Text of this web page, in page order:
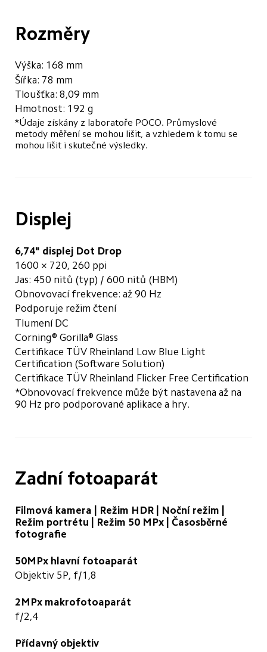
Rozměry
Výška: 168 mm
Šířka: 78 mm
Tloušťka: 8,09 mm
Hmotnost: 192 g
*Údaje získány z laboratoře POCO. Průmyslové
metody měření se mohou lišit, a vzhledem k tomu se
mohou lišit i skutečné výsledky.
Displej
6,74" displej Dot Drop
1600 × 720, 260 ppi
Jas: 450 nitů (typ) / 600 nitů (HBM)
Obnovovací frekvence: až 90 Hz
Podporuje režim čtení
Tlumení DC
Corning® Gorilla® Glass
Certifikace TÜV Rheinland Low Blue Light
Certification (Software Solution)
Certifikace TÜV Rheinland Flicker Free Certification
*Obnovovací frekvence může být nastavena až na
90 Hz pro podporované aplikace a hry.
Zadní fotoaparát
Filmová kamera | Režim HDR | Noční režim |
Režim portrétu | Režim 50 MPx | Časosběrné
fotografie
50MPx hlavní fotoaparát
Objektiv 5P, f/1,8
2MPx makrofotoaparát
f/2,4
Přídavný objektiv